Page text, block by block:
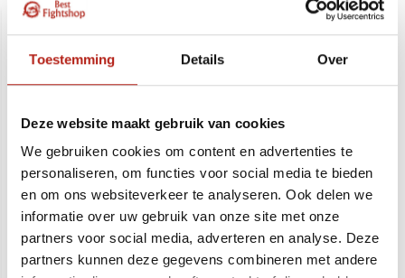
Toestemming Details Over
Deze website maakt gebruik van cookies
We gebruiken cookies om content en advertenties te
personaliseren, om functies voor social media te bieden
en om ons websiteverkeer te analyseren. Ook delen we
informatie over uw gebruik van onze site met onze
partners voor social media, adverteren en analyse. Deze
partners kunnen deze gegevens combineren met andere
Luxe Bo rattan (skin) ca.
182 cm 730 gram.
Pre-order - Levering in de
maand September
Oefenwapen tas nylon,
185 cm
Krijg een seintje wanneer
leverbaar, of bekijk een andere